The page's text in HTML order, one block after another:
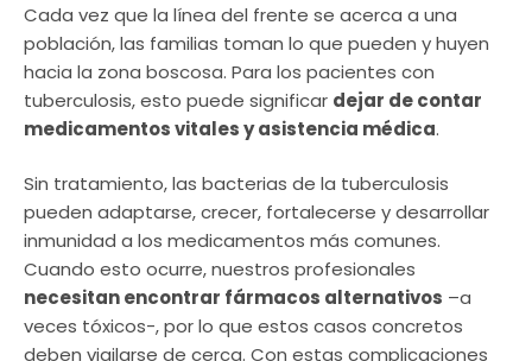
Cada vez que la línea del frente se acerca a una
población, las familias toman lo que pueden y huyen
hacia la zona boscosa. Para los pacientes con
tuberculosis, esto puede significar dejar de contar
medicamentos vitales y asistencia médica.
Sin tratamiento, las bacterias de la tuberculosis
pueden adaptarse, crecer, fortalecerse y desarrollar
inmunidad a los medicamentos más comunes.
Cuando esto ocurre, nuestros profesionales
necesitan encontrar fármacos alternativos –a
veces tóxicos-, por lo que estos casos concretos
deben vigilarse de cerca. Con estas complicaciones